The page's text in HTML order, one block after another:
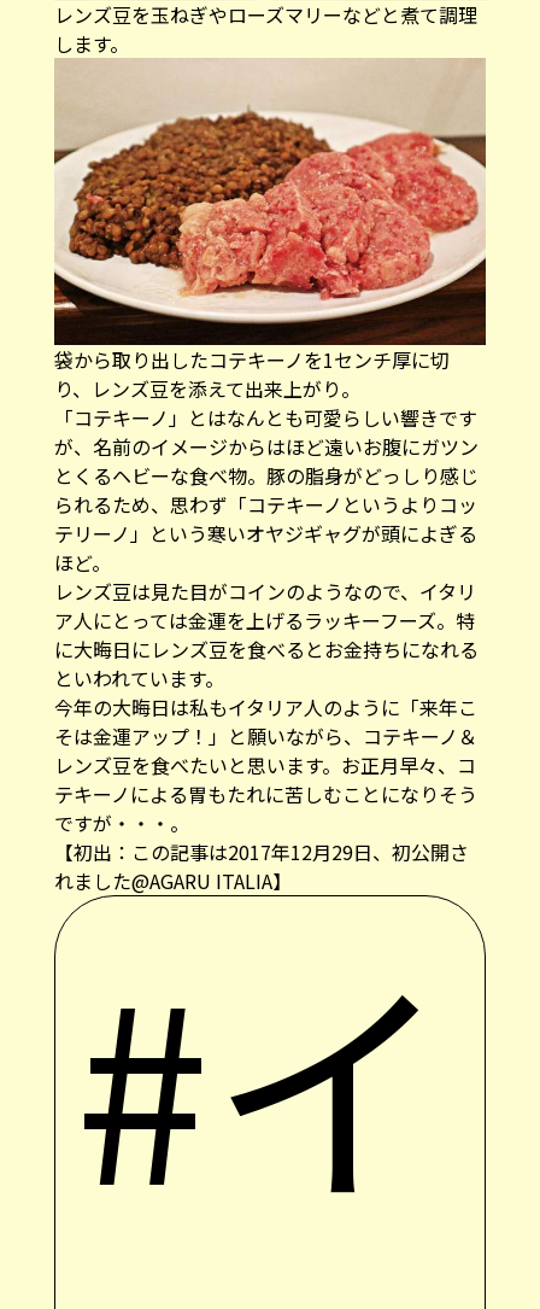
レンズ豆を玉ねぎやローズマリーなどと煮て調理
します。
袋から取り出したコテキーノを1センチ厚に切
り、レンズ豆を添えて出来上がり。
「コテキーノ」とはなんとも可愛らしい響きです
が、名前のイメージからはほど遠いお腹にガツン
とくるヘビーな食べ物。豚の脂身がどっしり感じ
られるため、思わず「コテキーノというよりコッ
テリーノ」という寒いオヤジギャグが頭によぎる
ほど。
レンズ豆は見た目がコインのようなので、イタリ
ア人にとっては金運を上げるラッキーフーズ。特
に大晦日にレンズ豆を食べるとお金持ちになれる
といわれています。
今年の大晦日は私もイタリア人のように「来年こ
そは金運アップ！」と願いながら、コテキーノ＆
レンズ豆を食べたいと思います。お正月早々、コ
テキーノによる胃もたれに苦しむことになりそう
ですが・・・。
【初出：この記事は2017年12月29日、初公開さ
れました@AGARU ITALIA】
#イ